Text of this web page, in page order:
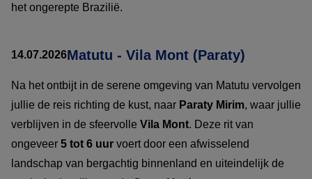
het ongerepte Brazilië.
14.07.2026Matutu - Vila Mont (Paraty)
Na het ontbijt in de serene omgeving van Matutu vervolgen
jullie de reis richting de kust, naar Paraty Mirim, waar jullie
verblijven in de sfeervolle Vila Mont. Deze rit van
ongeveer 5 tot 6 uur voert door een afwisselend
landschap van bergachtig binnenland en uiteindelijk de